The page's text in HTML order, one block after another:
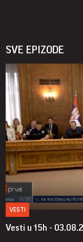
SVE EPIZODE
VESTI
Vesti u 15h -